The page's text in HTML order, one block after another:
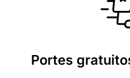
Portes